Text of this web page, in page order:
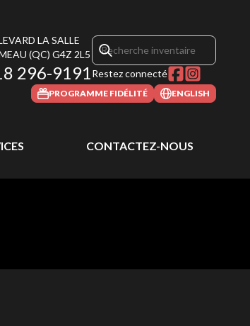
LA SALLE
(QC) G4Z 2L5
296-9191Restez connecté
PROGRAMME FIDÉLITÉ ENGLISH
CONTACTEZ-NOUS